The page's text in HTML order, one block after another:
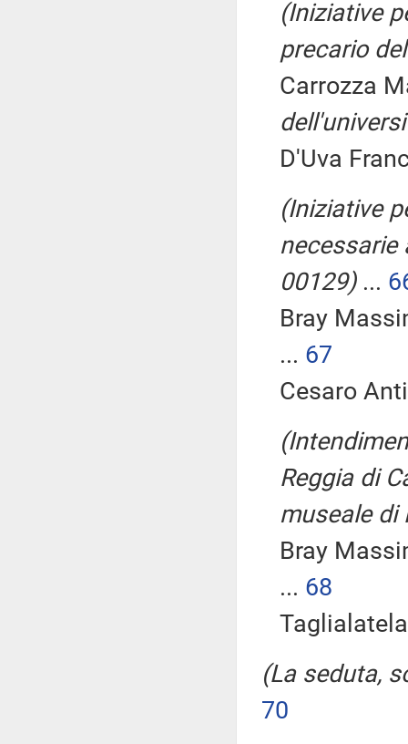
(Iniziative
precario
Carrozza
D'Uva
(Iniziative
necessarie
00129)...
Bray
... 67
Cesaro
Reggia di
museale
Bray
... 68
(La seduta,
70